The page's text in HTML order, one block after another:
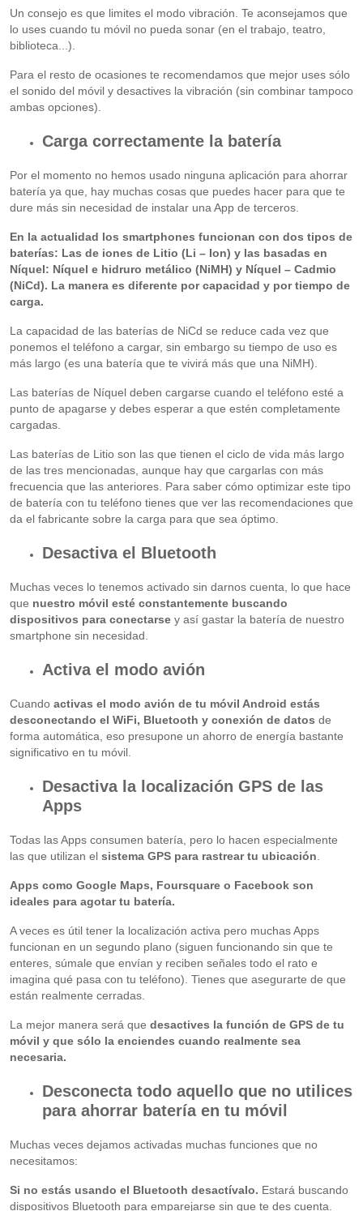
Un consejo es que limites el modo vibración. Te aconsejamos que
lo uses cuando tu móvil no pueda sonar (en el trabajo, teatro,
biblioteca...).
Para el resto de ocasiones te recomendamos que mejor uses sólo
el sonido del móvil y desactives la vibración (sin combinar tampoco
ambas opciones).
Carga correctamente la batería
Por el momento no hemos usado ninguna aplicación para ahorrar
batería ya que, hay muchas cosas que puedes hacer para que te
dure más sin necesidad de instalar una App de terceros.
En la actualidad los smartphones funcionan con dos tipos de
baterías: Las de iones de Litio (Li – Ion) y las basadas en
Níquel: Níquel e hidruro metálico (NiMH) y Níquel – Cadmio
(NiCd). La manera es diferente por capacidad y por tiempo de
carga.
La capacidad de las baterías de NiCd se reduce cada vez que
ponemos el teléfono a cargar, sin embargo su tiempo de uso es
más largo (es una batería que te vivirá más que una NiMH).
Las baterías de Níquel deben cargarse cuando el teléfono esté a
punto de apagarse y debes esperar a que estén completamente
cargadas.
Las baterías de Litio son las que tienen el ciclo de vida más largo
de las tres mencionadas, aunque hay que cargarlas con más
frecuencia que las anteriores. Para saber cómo optimizar este tipo
de batería con tu teléfono tienes que ver las recomendaciones que
da el fabricante sobre la carga para que sea óptimo.
Desactiva el Bluetooth
Muchas veces lo tenemos activado sin darnos cuenta, lo que hace
que nuestro móvil esté constantemente buscando
dispositivos para conectarsey así gastar la batería de nuestro
smartphone sin necesidad.
Activa el modo avión
Cuando activas el modo avión de tu móvil Android estás
desconectando el WiFi, Bluetooth y conexión de datos de
forma automática, eso presupone un ahorro de energía bastante
significativo en tu móvil.
Desactiva la localización GPS de las
Apps
Todas las Apps consumen batería, pero lo hacen especialmente
las que utilizan el sistema GPS para rastrear tu ubicación
Apps como Google Maps, Foursquare o Facebook son
ideales para agotar tu batería.
A veces es útil tener la localización activa pero muchas Apps
funcionan en un segundo plano (siguen funcionando sin que te
enteres, súmale que envían y reciben señales todo el rato e
imagina qué pasa con tu teléfono). Tienes que asegurarte de que
están realmente cerradas.
La mejor manera será que desactives la función de GPS de tu
móvil y que sólo la enciendes cuando realmente sea
necesaria.
Desconecta todo aquello que no utilices
para ahorrar batería en tu móvil
Muchas veces dejamos activadas muchas funciones que no
necesitamos:
Si no estás usando el Bluetooth desactívalo. Estará buscando
dispositivos Bluetooth para emparejarse sin que te des cuenta.